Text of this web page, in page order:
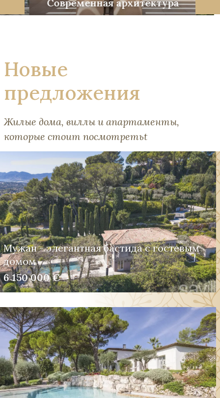
Современная архитектура
Новые
предложения
Жилые дома, виллы и апартаменты,
которые стоит посмотретьt
Мужан - элегантная бастида с гостевым
домом
6 150 000 €